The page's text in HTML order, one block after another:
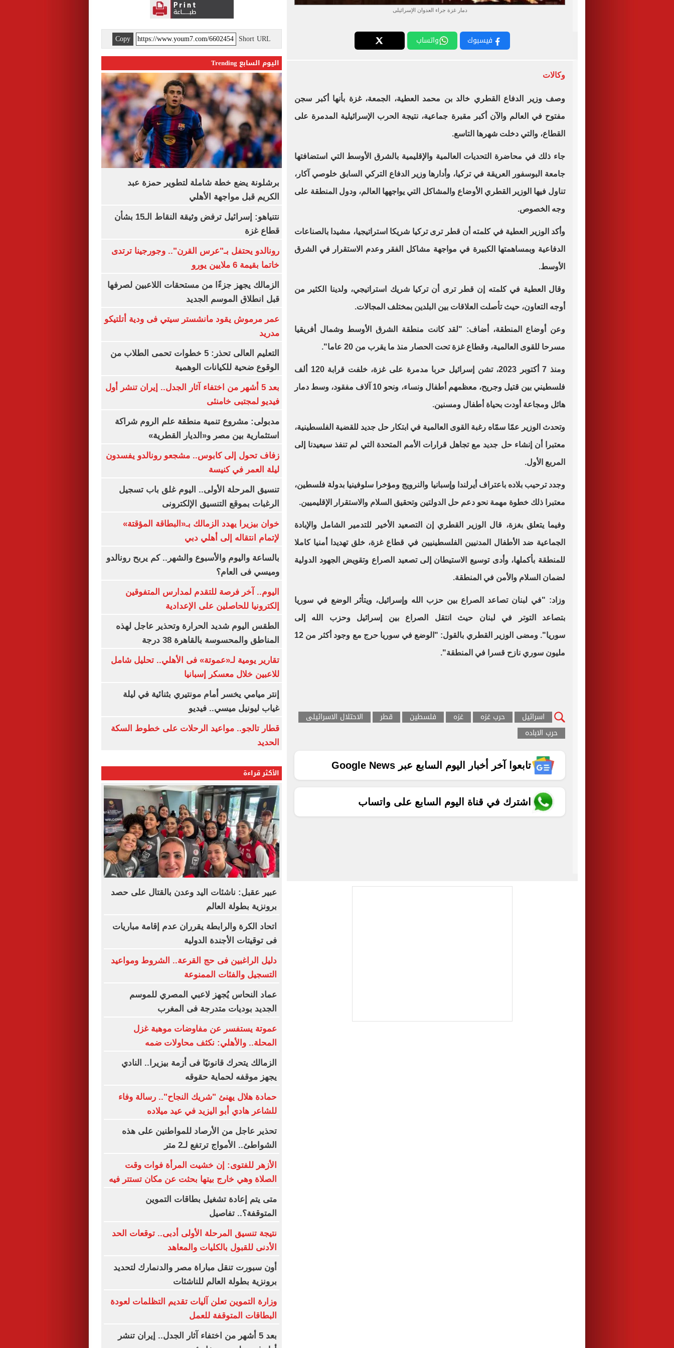
دمار غزة جراء العدوان الإسرائيلى
فيسبوك واتساب
وكالات
وصف وزير الدفاع القطري خالد بن محمد العطية، الجمعة، غزة بأنها أكبر سجن
مفتوح في العالم والآن أكبر مقبرة جماعية، نتيجة الحرب الإسرائيلية المدمرة على
القطاع، والتي دخلت شهرها التاسع.
جاء ذلك في محاضرة التحديات العالمية والإقليمية بالشرق الأوسط التي استضافتها
جامعة البوسفور العريقة في تركيا، وأدارها وزير الدفاع التركي السابق خلوصي آكار،
تناول فيها الوزير القطري الأوضاع والمشاكل التي يواجهها العالم، ودول المنطقة على
وجه الخصوص.
وأكد الوزير العطية في كلمته أن قطر ترى تركيا شريكا استراتيجيا، مشيدا بالصناعات
الدفاعية وبمساهمتها الكبيرة في مواجهة مشاكل الفقر وعدم الاستقرار في الشرق
الأوسط.
وقال العطية في كلمته إن قطر ترى أن تركيا شريك استراتيجي، ولدينا الكثير من
أوجه التعاون، حيث تأصلت العلاقات بين البلدين بمختلف المجالات.
وعن أوضاع المنطقة، أضاف: "لقد كانت منطقة الشرق الأوسط وشمال أفريقيا
مسرحا للقوى العالمية، وقطاع غزة تحت الحصار منذ ما يقرب من 20 عاما".
ومنذ 7 أكتوبر 2023، تشن إسرائيل حربا مدمرة على غزة، خلفت قرابة 120 ألف
فلسطيني بين قتيل وجريح، معظمهم أطفال ونساء، ونحو 10 آلاف مفقود، وسط دمار
هائل ومجاعة أودت بحياة أطفال ومسنين.
وتحدث الوزير عمّا سمّاه رغبة القوى العالمية في ابتكار حل جديد للقضية الفلسطينية،
معتبرا أن إنشاء حل جديد مع تجاهل قرارات الأمم المتحدة التي لم تنفذ سيعيدنا إلى
المربع الأول.
وجدد ترحيب بلاده باعتراف أيرلندا وإسبانيا والنرويج ومؤخرا سلوفينيا بدولة فلسطين،
معتبرا ذلك خطوة مهمة نحو دعم حل الدولتين وتحقيق السلام والاستقرار الإقليميين.
وفيما يتعلق بغزة، قال الوزير القطري إن التصعيد الأخير للتدمير الشامل والإبادة
الجماعية ضد الأطفال المدنيين الفلسطينيين في قطاع غزة، خلق تهديدا أمنيا كاملا
للمنطقة بأكملها، وأدى توسيع الاستيطان إلى تصعيد الصراع وتقويض الجهود الدولية
لضمان السلام والأمن في المنطقة.
وزاد: "في لبنان تصاعد الصراع بين حزب الله وإسرائيل، ويتأثر الوضع في سوريا
بتصاعد التوتر في لبنان حيث انتقل الصراع بين إسرائيل وحزب الله إلى
سوريا". ومضى الوزير القطري بالقول: "الوضع في سوريا حرج مع وجود أكثر من 12
مليون سوري نازح قسرا في المنطقة".
اسرائيل حرب غزه غزه فلسطين قطر
الاحتلال الاسرائيلى
حرب الاباده
تابعوا آخر أخبار اليوم السابع عبر Google News
اشترك في قناة اليوم السابع على واتساب
Short URL
Copy
اليوم السابع Trending
برشلونة يضع خطة شاملة لتطوير حمزة عبد
الكريم قبل مواجهة الأهلي
نتنياهو: إسرائيل ترفض وثيقة النقاط الـ15 بشأن
قطاع غزة
رونالدو يحتفل بـ"عرس القرن".. وجورجينا ترتدى
خاتما بقيمة 6 ملايين يورو
الزمالك يجهز جزءًا من مستحقات اللاعبين لصرفها
قبل انطلاق الموسم الجديد
عمر مرموش يقود مانشستر سيتي فى ودية أتلتيكو
مدريد
التعليم العالى تحذر: 5 خطوات تحمى الطلاب من
الوقوع ضحية للكيانات الوهمية
بعد 5 أشهر من اختفاء آثار الجدل.. إيران تنشر أول
فيديو لمجتبى خامنئى
مدبولى: مشروع تنمية منطقة علم الروم شراكة
استثمارية بين مصر و«الديار القطرية»
زفاف تحول إلى كابوس.. مشجعو رونالدو يفسدون
ليلة العمر في كنيسة
تنسيق المرحلة الأولى.. اليوم غلق باب تسجيل
الرغبات بموقع التنسيق الإلكترونى
خوان بيزيرا يهدد الزمالك بـ«البطاقة المؤقتة»
لإتمام انتقاله إلى أهلي دبي
بالساعة واليوم والأسبوع والشهر.. كم يربح رونالدو
وميسي فى العام؟
اليوم.. آخر فرصة للتقدم لمدارس المتفوقين
إلكترونيا للحاصلين على الإعدادية
الطقس اليوم شديد الحرارة وتحذير عاجل لهذه
المناطق والمحسوسة بالقاهرة 38 درجة
تقارير يومية لـ«عموتة» فى الأهلي.. تحليل شامل
للاعبين خلال معسكر إسبانيا
إنتر ميامي يخسر أمام مونتيري بثنائية في ليلة
غياب ليونيل ميسي.. فيديو
قطار تالجو.. مواعيد الرحلات على خطوط السكة
الحديد
الأكثر قراءة
عبير عقبل: ناشئات اليد وعدن بالقتال على حصد
برونزية بطولة العالم
اتحاد الكرة والرابطة يقرران عدم إقامة مباريات
فى توقيتات الأجندة الدولية
دليل الراغبين فى حج القرعة.. الشروط ومواعيد
التسجيل والفئات الممنوعة
عماد النحاس يُجهز لاعبي المصري للموسم
الجديد بوديات متدرجة فى المغرب
عموتة يستفسر عن مفاوضات موهبة غزل
المحلة.. والأهلي: نكثف محاولات ضمه
الزمالك يتحرك قانونيًا فى أزمة بيزيرا.. النادي
يجهز موقفه لحماية حقوقه
حمادة هلال يهنئ "شريك النجاح".. رسالة وفاء
للشاعر هادي أبو اليزيد في عيد ميلاده
تحذير عاجل من الأرصاد للمواطنين على هذه
الشواطئ.. الأمواج ترتفع لـ2 متر
الأزهر للفتوى: إن خشيت المرأة فوات وقت
الصلاة وهي خارج بيتها بحثت عن مكان تستتر فيه
متى يتم إعادة تشغيل بطاقات التموين
المتوقفة؟.. تفاصيل
نتيجة تنسيق المرحلة الأولى أدبى.. توقعات الحد
الأدنى للقبول بالكليات والمعاهد
أون سبورت تنقل مباراة مصر والدنمارك لتحديد
برونزية بطولة العالم للناشئات
وزارة التموين تعلن آليات تقديم التظلمات لعودة
البطاقات المتوقفة للعمل
بعد 5 أشهر من اختفاء آثار الجدل.. إيران تنشر